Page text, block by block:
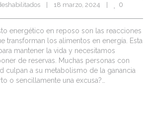
    |    18 marzo, 2024    |
0
energético en reposo son las reacciones
transforman los alimentos en energía. Esta
mantener la vida y necesitamos
de reservas. Muchas personas con
culpan a su metabolismo de la ganancia
o sencillamente una excusa?…